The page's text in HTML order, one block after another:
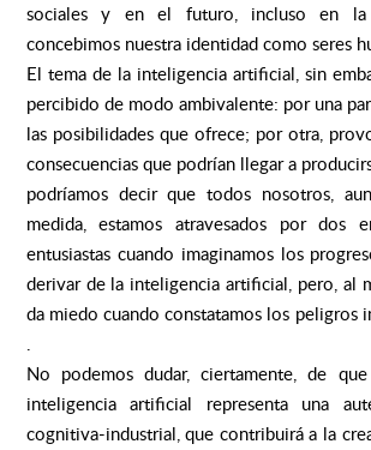
sociales y en el futuro, incluso en la
concebimos nuestra identidad como seres
El tema de la inteligencia artificial, sin
percibido de modo ambivalente: por una
las posibilidades que ofrece; por otra,
consecuencias que podrían llegar a
podríamos decir que todos nosotros,
medida, estamos atravesados por dos
entusiastas cuando imaginamos los
derivar de la inteligencia artificial, pero, al
da miedo cuando constatamos los peligros
.
No podemos dudar, ciertamente, de
inteligencia artificial representa una
cognitiva-industrial, que contribuirá a la